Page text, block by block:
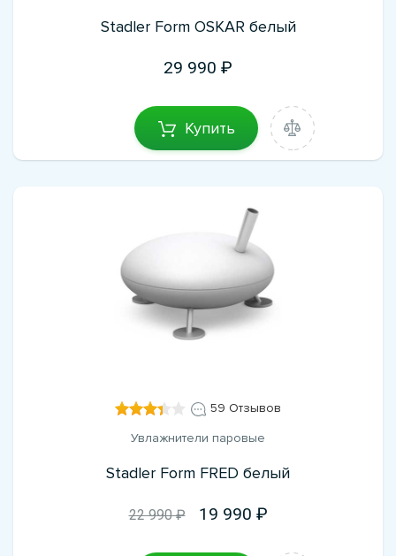
Stadler Form OSKAR белый
29 990
Купить
59 Отзывов
Увлажнители паровые
Stadler Form FRED белый
22 990 ₽ 19 990